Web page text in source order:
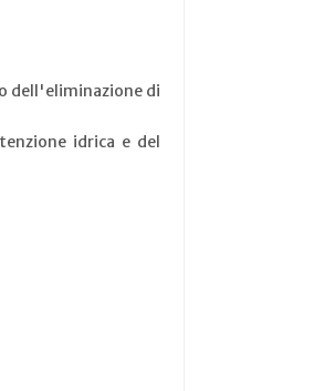
dell'eliminazione di
idrica e del